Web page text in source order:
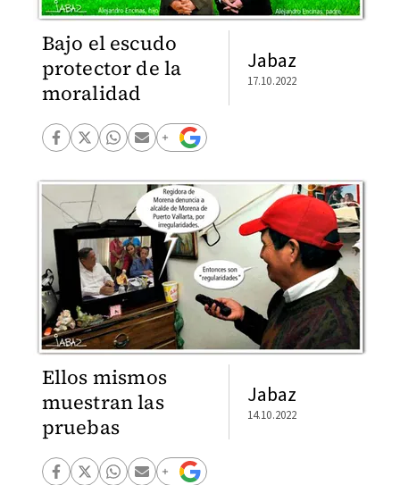
Bajo el escudo
protector de la
moralidad
Jabaz
17.10.2022
Ellos mismos
muestran las
pruebas
Jabaz
14.10.2022